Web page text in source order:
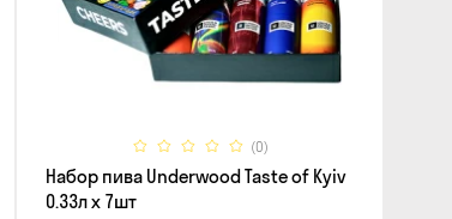
(0)
Набор пива Underwood Taste of Kyiv
0.33л x 7шт